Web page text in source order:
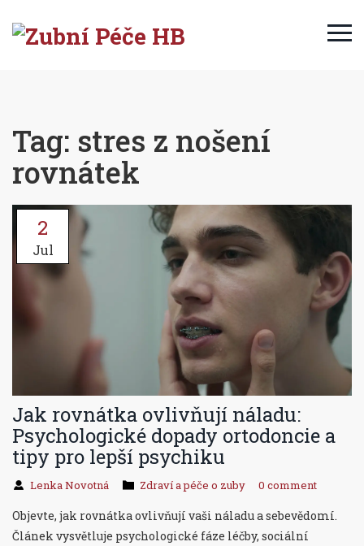
Tag: stres z nošení
rovnátek
2
Jul
Jak rovnátka ovlivňují náladu:
Psychologické dopady ortodoncie a
tipy pro lepší psychiku
Lenka Novotná Zdraví a péče o zuby 0 comment
Objevte, jak rovnátka ovlivňují vaši náladu a sebevědomí.
Článek vysvětluje psychologické fáze léčby, sociální